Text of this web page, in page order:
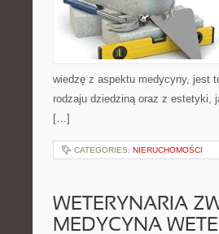
wiedzę z aspektu medycyny, jest
rodzaju dziedziną oraz z estetyki,
[…]
CATEGORIES: NIERUCHOMOŚCI
WETERYNARIA
MEDYCYNA